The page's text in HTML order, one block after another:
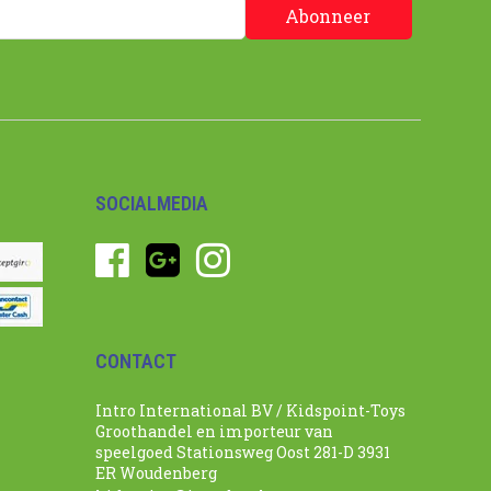
Abonneer
SOCIALMEDIA
CONTACT
Intro International BV / Kidspoint-Toys
Groothandel en importeur van
speelgoed Stationsweg Oost 281-D 3931
ER Woudenberg